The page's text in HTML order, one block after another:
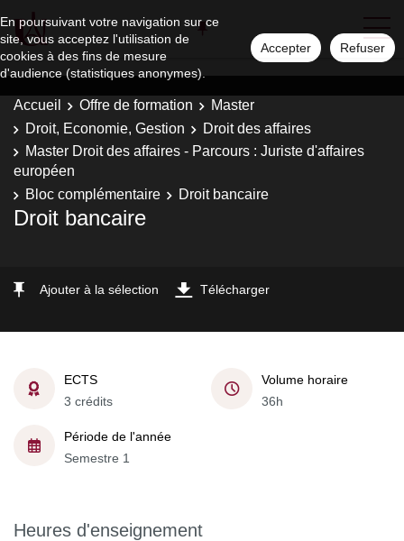
En poursuivant votre navigation sur ce
site, vous acceptez l'utilisation de
cookies à des fins de mesure
d'audience (statistiques anonymes).
Accepter Refuser
Accueil Offre de formation
Master
Droit, Economie, Gestion
Droit des affaires
Master Droit des affaires - Parcours : Juriste d'affaires
européen
Bloc complémentaire
Droit bancaire
Droit bancaire
Ajouter à la sélection Télécharger
ECTS
3 crédits
Volume horaire
36h
Période de l'année
Semestre 1
Heures d'enseignement